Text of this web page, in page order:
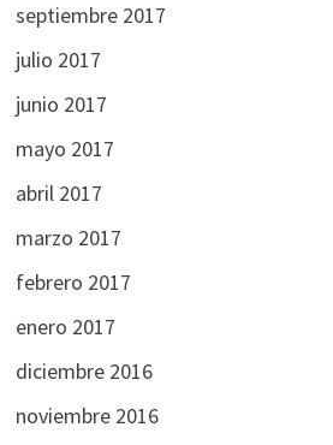
septiembre 2017
julio 2017
junio 2017
mayo 2017
abril 2017
marzo 2017
febrero 2017
enero 2017
diciembre 2016
noviembre 2016